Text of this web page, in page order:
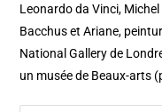
Leonardo da Vinci,
Bacchus et Ariane,
National Gallery de
un musée de Beaux-arts